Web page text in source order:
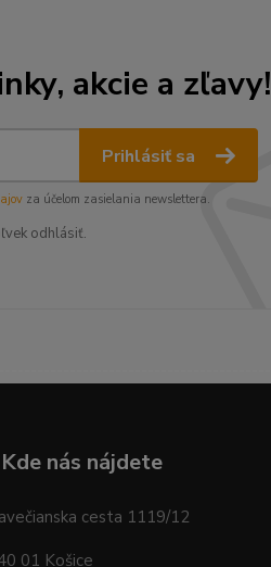
akcie a zľavy!
Prihlásiť sa
za účelom zasielania newslettera.
odhlásiť.
Kde nás nájdete
cesta 1119/12
01 Košice